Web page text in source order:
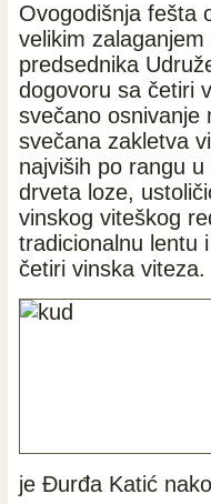
Ovogodišnja fešta
velikim
predsednika
dogovoru sa četiri
svečano osnivanje
svečana zakletva
najviših po rangu
drveta loze,
vinskog viteškog
tradicionalnu lentu
četiri vinska viteza.
je Đurđa Katić